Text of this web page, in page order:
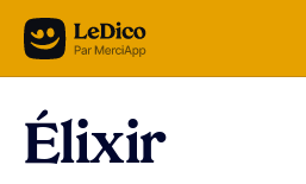
Aller au contenu
Élixir